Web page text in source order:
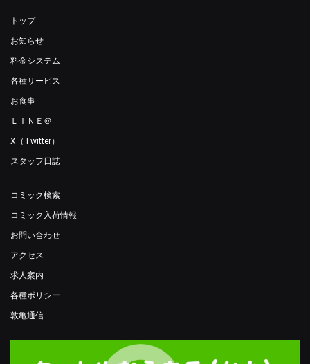
トップ
お知らせ
料金システム
各種サービス
お食事
ＬＩＮＥ＠
X（Twitter）
スタッフ日誌
コミック検索
コミック入荷情報
お問い合わせ
アクセス
求人案内
各種ポリシー
敦亀通信